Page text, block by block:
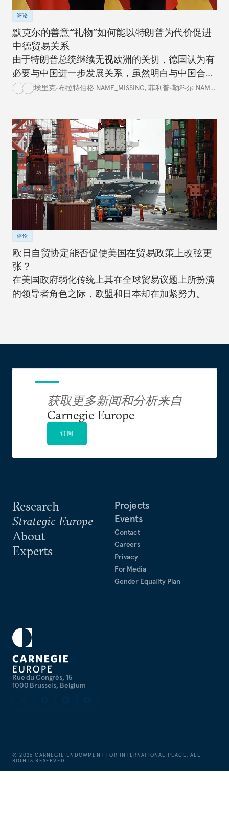
评论
默克尔的善意“礼物”如何能以特朗普为代价促进
中德贸易关系
由于特朗普总统继续无视欧洲的关切，德国认为有
必要与中国进一步发展关系，虽然明白与中国合作
存在各种隐患和局限。
埃里克•布拉特伯格 NAME_MISSING, 菲利普•勒科尔 NAME_MISSING
评论
欧日自贸协定能否促使美国在贸易政策上改弦更
张？
在美国政府弱化传统上其在全球贸易议题上所扮演
的领导者角色之际，欧盟和日本却在加紧努力。
Rue du Congrès, 15
1000 Brussels, Belgium
Research
Strategic Europe
About
Experts
Projects
Events
Contact
Careers
Privacy
For Media
Gender Equality Plan
获取更多新闻和分析来自
Carnegie Europe
订阅
©2026 CARNEGIE ENDOWMENT FOR INTERNATIONAL PEACE. ALL
RIGHTS RESERVED.